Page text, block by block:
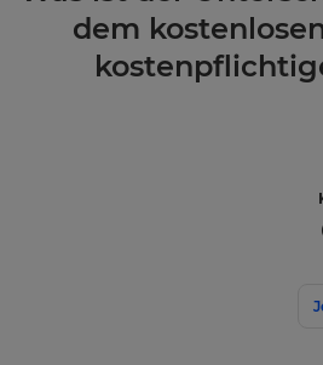
dem
Update
×